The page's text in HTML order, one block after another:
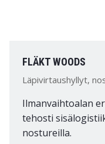
FLÄKT WOODS
Läpivirtaushyllyt,
Ilmanvaihtoalan
tehosti
nostureilla.